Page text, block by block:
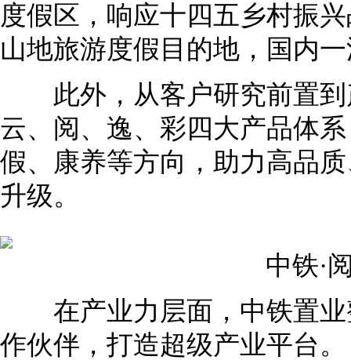
度假区，响应十四五乡村振
山地旅游度假目的地，国内
此外，从客户研究前置到
云、阅、逸、彩四大产品体
假、康养等方向，助力高品
升级。
中铁·阅
在产业力层面，中铁置业
作伙伴，打造超级产业平台。